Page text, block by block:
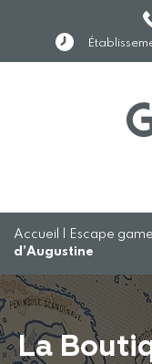
Accueil Escape game
d’Augustine
La